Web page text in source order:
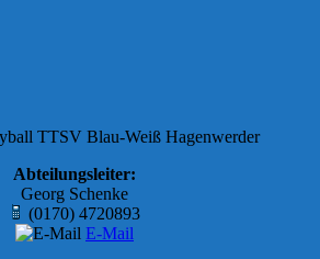
TTSV Blau-Weiß Hagenwerder
Abteilungsleiter:
Georg Schenke
(0170) 4720893
E-Mail